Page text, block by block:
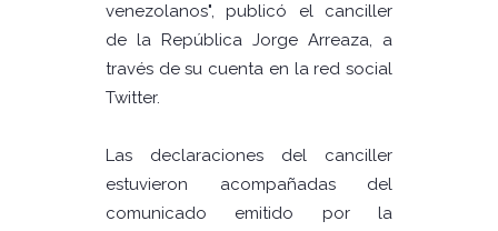
venezolanos", publicó el canciller
de la República Jorge Arreaza, a
través de su cuenta en la red social
Twitter.
Las declaraciones del canciller
estuvieron acompañadas del
comunicado emitido por la